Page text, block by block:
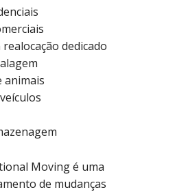
dedicado
animais
Moving é uma
de mudanças